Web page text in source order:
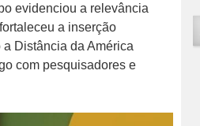
evidenciou a relevância
a inserção
Distância da América
com pesquisadores e